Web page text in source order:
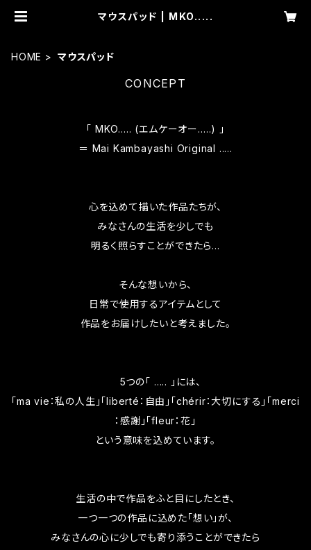
マウスパッド | MKO.....
HOME マウスパッド
CONCEPT
「 MKO….. (エムケーオー…..) 」
＝ Mai Kambayashi Original .....
心を込めて描いた作品たちが、
みなさんの生活を少しでも
明るく照らすことができたら…
そんな想いから、
日常で使用するアイテムとして
作品をお届けしたいと考えました。
5つの「 ….. 」には、
「ma vie：私の人生」「liberté：自由」「chérir：大切にする」「merci
：感謝」「fleur：花」
という意味を込めています。
生活の中で作品をふと目にしたとき、
一つ一つの作品に込めた「想い」が、
みなさんの心に少しでも寄り添うことができたら